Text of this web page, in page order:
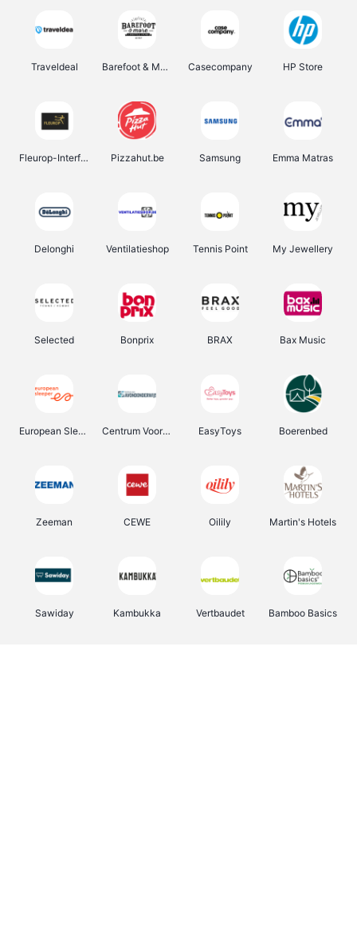
Traveldeal Barefoot & More Casecompany HP Store
Fleurop-Interflora Pizzahut.be Samsung Emma Matras
Delonghi Ventilatieshop Tennis Point My Jewellery
Selected Bonprix BRAX Bax Music
European Sleeper Centrum Voor Avondonderwijs EasyToys Boerenbed
Zeeman CEWE Oilily Martin's Hotels
Sawiday Kambukka Vertbaudet Bamboo Basics